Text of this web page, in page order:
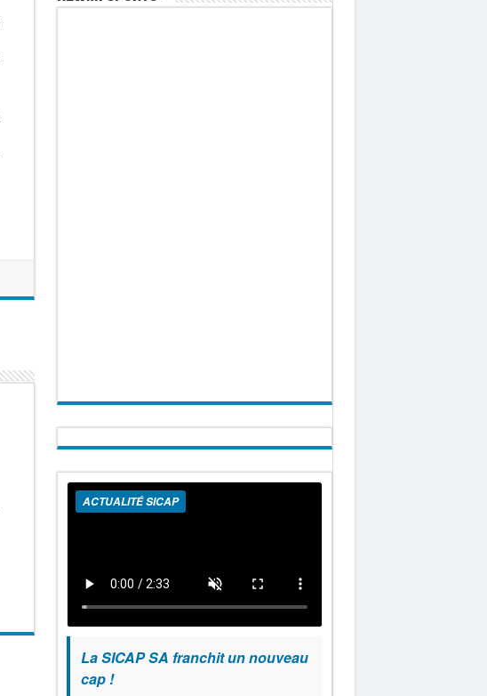
ACTUALITÉ SICAP
La SICAP SA franchit un nouveau
cap !